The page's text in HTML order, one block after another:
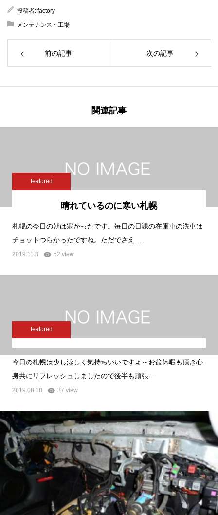
投稿者: factory
メンテナンス・工場
前の記事 次の記事
関連記事
featured
晴れているのに寒い札幌
札幌の今日の朝は寒かったです。毎日の日課の在庫車の洗車は
チョットつらかったですね。ただでさえ…
2019.11.3 52 view
featured
今日の札幌は少し涼しく気持ちいいですよ～お盆休暇も頂き心
身共にリフレッシュしましたので後半も頑張…
2019.08.18 37 view